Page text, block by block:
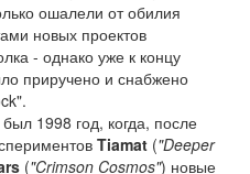
ошалели от обилия
новых проектов
- однако уже к концу
приручено и снабжено
1998 год, когда, после
Tiamat ("Deeper
("Crimson Cosmos") новые